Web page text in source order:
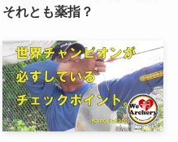
それとも薬指？